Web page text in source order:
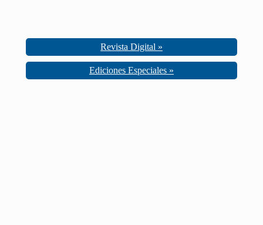
Revista Digital »
Ediciones Especiales »